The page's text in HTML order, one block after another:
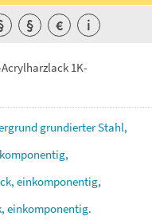
1K-
grundierterStahl,
einkomponentig,
einkomponentig.
§ € i